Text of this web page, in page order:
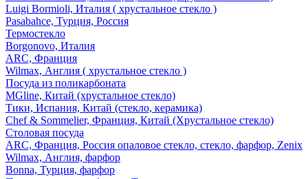
Luigi Bormioli, Италия ( хрустальное стекло )
Pasabahce, Турция, Россия
Термостекло
Borgonovo, Италия
ARC, Франция
Wilmax, Англия ( хрустальное стекло )
Посуда из поликарбоната
MGline, Китай (хрустальное стекло)
Тики, Испания, Китай (стекло, керамика)
Chef & Sommelier, Франция, Китай (Хрустальное стекло)
Столовая посуда
ARC, Франция, Россия опаловое стекло, стекло, фарфор, Zenix
Wilmax, Англия, фарфор
Bonna, Турция, фарфор